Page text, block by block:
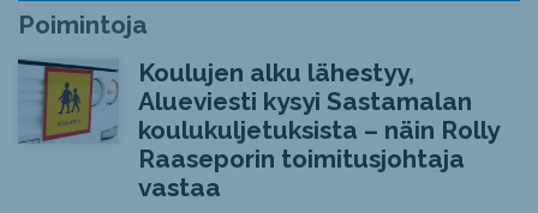
Poimintoja
Koulujen alku lähestyy,
Alueviesti kysyi Sastamalan
koulukuljetuksista – näin Rolly
Raaseporin toimitusjohtaja
vastaa